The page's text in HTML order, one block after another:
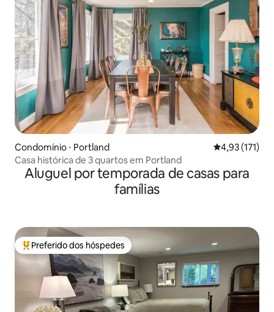
Condomínio ⋅ Portland 4,93 de uma
4,93 (171)
Casa histórica de 3 quartos em Portland
Aluguel por temporada de casas para
famílias
Entre os melhores preferidos dos hóspedes
Preferido dos hóspedes